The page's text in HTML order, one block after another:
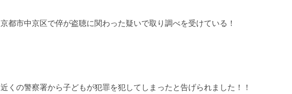
京都市中京区で倅が盗聴に関わった疑いで取り調べを受けている！
近くの警察署から子どもが犯罪を犯してしまったと告げられました！！